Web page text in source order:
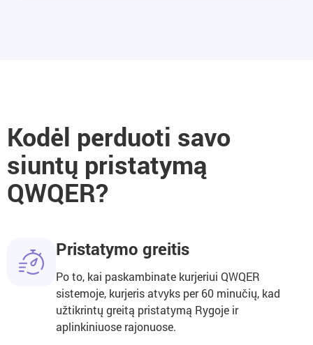
Kodėl perduoti savo
siuntų pristatymą
QWQER?
Pristatymo greitis
Po to, kai paskambinate kurjeriui QWQER
sistemoje, kurjeris atvyks per 60 minučių, kad
užtikrintų greitą pristatymą Rygoje ir
aplinkiniuose rajonuose.